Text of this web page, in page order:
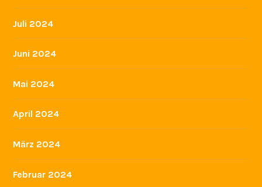
Juli 2024
Juni 2024
Mai 2024
April 2024
März 2024
Februar 2024